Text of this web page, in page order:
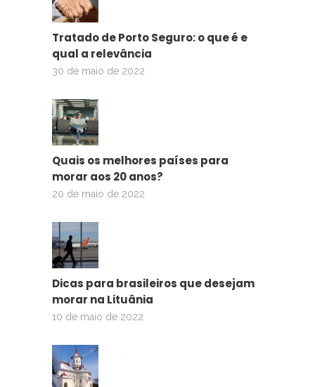
Tratado de Porto Seguro: o que é e
qual a relevância
30 de maio de 2022
Quais os melhores países para
morar aos 20 anos?
20 de maio de 2022
Dicas para brasileiros que desejam
morar na Lituânia
10 de maio de 2022